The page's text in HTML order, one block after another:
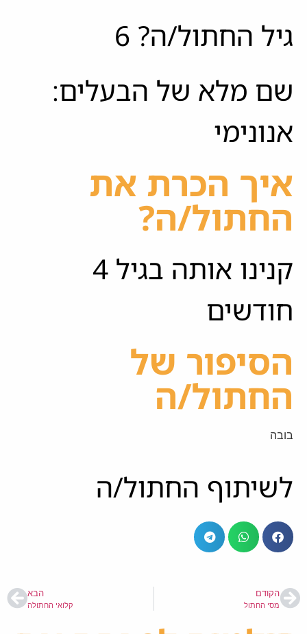
גיל החתול/ה? 6
שם מלא של הבעלים:
אנונימי
איך הכרת את
החתול/ה?
קנינו אותה בגיל 4
חודשים
הסיפור של
החתול/ה
בובה
לשיתוף החתול/ה
הקודם
מסי החתול
הבא
קלואי החתולה